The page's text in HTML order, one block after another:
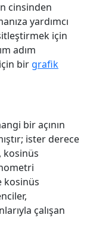
cinsinden
yardımcı
için
adım
bir grafik
bir açının
ister derece
kosinüs
kosinüs
çalışan